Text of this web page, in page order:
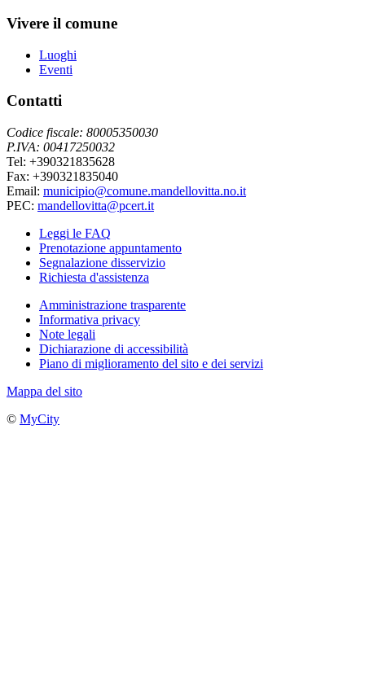
Vivere il comune
Luoghi
Eventi
Contatti
Codice fiscale: 80005350030
P.IVA: 00417250032
Tel: +390321835628
Fax: +390321835040
Email: municipio@comune.mandellovitta.no.it
PEC: mandellovitta@pcert.it
Leggi le FAQ
Prenotazione appuntamento
Segnalazione disservizio
Richiesta d'assistenza
Amministrazione trasparente
Informativa privacy
Note legali
Dichiarazione di accessibilità
Piano di miglioramento del sito e dei servizi
Mappa del sito
© MyCity